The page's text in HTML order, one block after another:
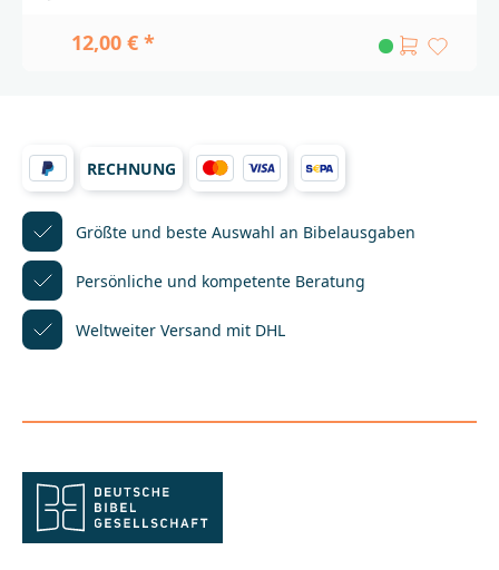
biblische Geschichte in kräftigen Farben
erstrahlen.Das Paket NT 3 enthält folgende
Illustration. Von 1956 bis 1962 studierte er Kunst in
Amersfoort, Utrecht und Amsterdam. Er lebt heute in
Bergen/Niederlande.Der AutorDr. Hellmut Haug
(1931 - 2009) hat maßgeblich die Gute Nachricht
Bibel geprägt. Er war Leiter des Lektorats der
Deutschen
Bibelgesellschaft.________________________________________
_____________________Bei Fragen zur Produktsicherheit
wenden Sie sich bitte an:Deutsche
BibelgesellschaftBalinger Str. 31 A70567
Stuttgartproduktsicherheit@dbg.de
12,00 € *
RECHNUNG
Größte und beste Auswahl an Bibelausgaben
Persönliche und kompetente Beratung
Weltweiter Versand mit DHL